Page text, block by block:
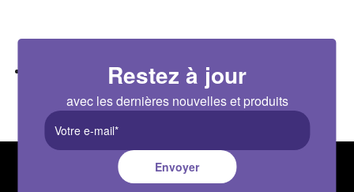
1000mm long link cable c/w male and female D-type
connectors
Restez à jour
avec les dernières nouvelles et produits
Envoyer